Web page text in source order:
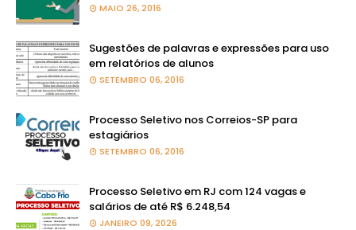
MAIO 26, 2016
Sugestões de palavras e expressões para uso
em relatórios de alunos
SETEMBRO 06, 2016
Processo Seletivo nos Correios-SP para
estagiários
SETEMBRO 06, 2016
Processo Seletivo em RJ com 124 vagas e
salários de até R$ 6.248,54
JANEIRO 09, 2026